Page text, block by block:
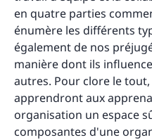
en quatre parties
énumère les différents
également de nos
manière dont ils
autres. Pour clore le
apprendront aux
organisation un espace
composantes d'une